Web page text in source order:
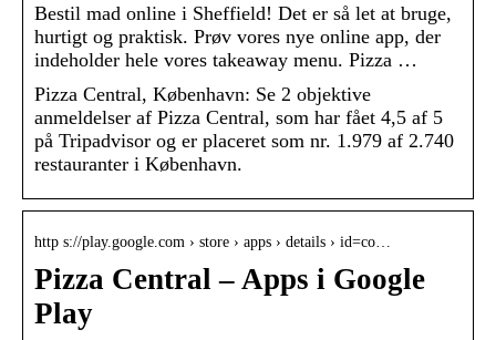
Bestil mad online i Sheffield! Det er så let at bruge,
hurtigt og praktisk. Prøv vores nye online app, der
indeholder hele vores takeaway menu. Pizza …
Pizza Central, København: Se 2 objektive
anmeldelser af Pizza Central, som har fået 4,5 af 5
på Tripadvisor og er placeret som nr. 1.979 af 2.740
restauranter i København.
http s://play.google.com › store › apps › details › id=co…
Pizza Central – Apps i Google
Play